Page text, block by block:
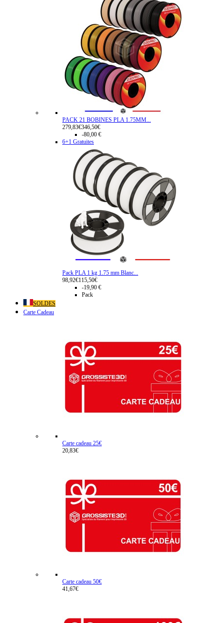
PACK 21 BOBINES PLA 1.75MM...
279,83€346,50€
-80,00 €
6+1 Gratuites
Pack PLA 1 kg 1.75 mm Blanc...
98,92€115,50€
-19,90 €
Pack
SOLDES
Carte Cadeau
Carte cadeau 25€
20,83€
Carte cadeau 50€
41,67€